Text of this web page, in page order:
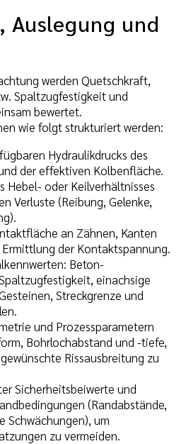
Auslegung und
werden Quetschkraft,
Spaltzugfestigkeit und
bewertet.
wie folgt strukturiert werden:
Hydraulikdrucks des
der effektiven Kolbenfläche.
Hebel- oder Keilverhältnisses
Verluste (Reibung, Gelenke,
an Zähnen, Kanten
der Kontaktspannung.
Beton-
einachsige
Streckgrenze und
und Prozessparametern
Bohrlochabstand und -tiefe,
Rissausbreitung zu
Sicherheitsbeiwerte und
(Randabstände,
Schwächungen), um
zu vermeiden.